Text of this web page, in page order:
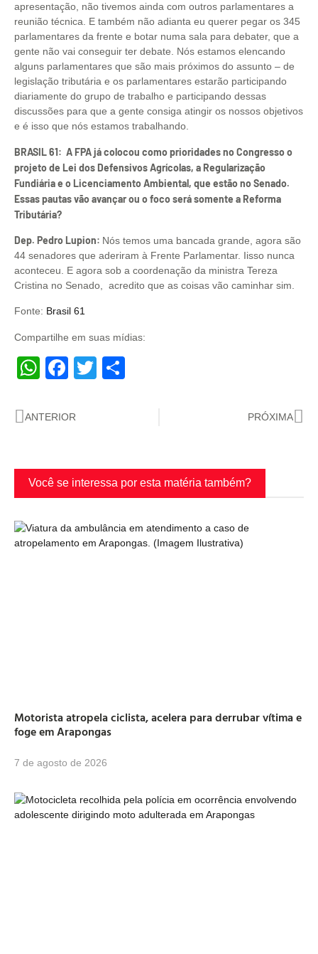
apresentação, não tivemos ainda com outros parlamentares a
reunião técnica. E também não adianta eu querer pegar os 345
parlamentares da frente e botar numa sala para debater, que a
gente não vai conseguir ter debate. Nós estamos elencando
alguns parlamentares que são mais próximos do assunto – de
legislação tributária e os parlamentares estarão participando
diariamente do grupo de trabalho e participando dessas
discussões para que a gente consiga atingir os nossos objetivos
e é isso que nós estamos trabalhando.
BRASIL 61: A FPA já colocou como prioridades no Congresso o
projeto de Lei dos Defensivos Agrícolas, a Regularização
Fundiária e o Licenciamento Ambiental, que estão no Senado.
Essas pautas vão avançar ou o foco será somente a Reforma
Tributária?
Dep. Pedro Lupion: Nós temos uma bancada grande, agora são
44 senadores que aderiram à Frente Parlamentar. Iisso nunca
aconteceu. E agora sob a coordenação da ministra Tereza
Cristina no Senado, acredito que as coisas vão caminhar sim.
Fonte: Brasil 61
Compartilhe em suas mídias:
WhatsApp
Facebook
Twitter
ANTERIOR PRÓXIMA
Você se interessa por esta matéria também?
Motorista atropela ciclista, acelera para derrubar vítima e
foge em Arapongas
7 de agosto de 2026